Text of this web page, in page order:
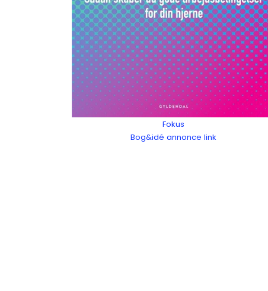
Fokus
Bog&idé annonce link